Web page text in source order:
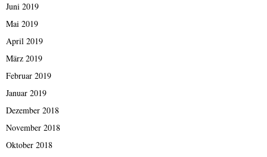
Juni 2019
Mai 2019
April 2019
März 2019
Februar 2019
Januar 2019
Dezember 2018
November 2018
Oktober 2018